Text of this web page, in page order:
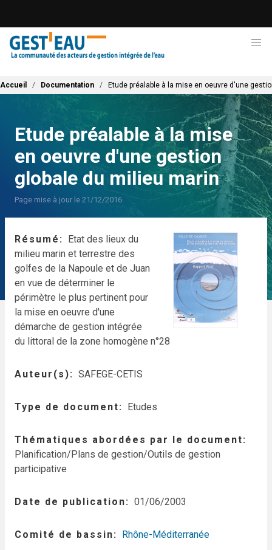
contenu
principal
Fil d'Ariane
Accueil Documentation Etude préalable à la mise en oeuvre d'une
Etude préalable à la mise
en oeuvre d'une gestion
globale du milieu marin
Page mise à jour le 21/12/2016
Résumé
Etat des lieux du
milieu marin et terrestre des
golfes de la Napoule et de Juan
en vue de déterminer le
périmètre le plus pertinent pour
la mise en oeuvre d'une
démarche de gestion intégrée
du littoral de la zone homogène n°28
Auteur(s) SAFEGE-CETIS
Type de document Etudes
Thématiques abordées par le document
Planification/Plans de gestion/Outils de gestion
participative
Date de publication 01/06/2003
Comité de bassin Rhône-Méditerranée